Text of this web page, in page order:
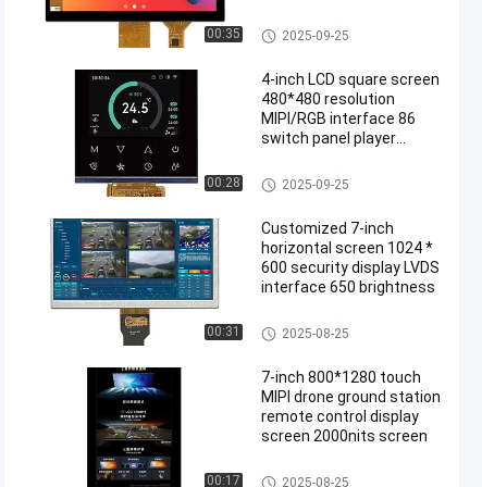
00:35 Εικονική οθόνη TFT
2025-09-25
00:28
4-inch LCD square screen
480*480 resolution
MIPI/RGB interface 86
switch panel player
Εικονική οθόνη TFT
2025-09-25
00:31
Customized 7-inch
horizontal screen 1024 *
600 security display LVDS
interface 650 brightness
Εικονική οθόνη TFT
2025-08-25
00:17
7-inch 800*1280 touch
MIPI drone ground station
remote control display
screen 2000nits screen
Εικονική οθόνη TFT
2025-08-25